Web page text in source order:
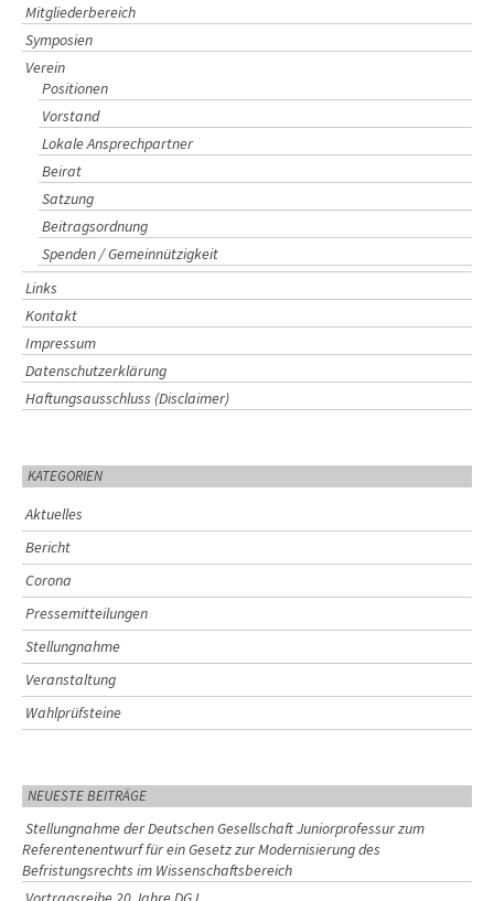
Mitgliederbereich
Symposien
Verein
Positionen
Vorstand
Lokale Ansprechpartner
Beirat
Satzung
Beitragsordnung
Spenden / Gemeinnützigkeit
Links
Kontakt
Impressum
Datenschutzerklärung
Haftungsausschluss (Disclaimer)
KATEGORIEN
Aktuelles
Bericht
Corona
Pressemitteilungen
Stellungnahme
Veranstaltung
Wahlprüfsteine
NEUESTE BEITRÄGE
Stellungnahme der Deutschen Gesellschaft Juniorprofessur zum
Referentenentwurf für ein Gesetz zur Modernisierung des
Befristungsrechts im Wissenschaftsbereich